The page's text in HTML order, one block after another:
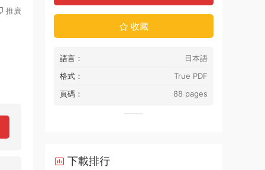
推廣
收藏
語言：
日本語
格式：
True PDF
頁碼：
88 pages
下載排行